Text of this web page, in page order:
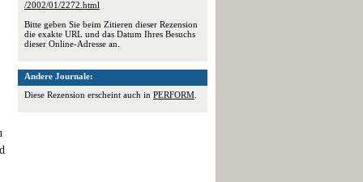
/2002/01/2272.html
Bitte geben Sie beim Zitieren dieser Rezension
die exakte URL und das Datum Ihres Besuchs
dieser Online-Adresse an.
Andere Journale:
Diese Rezension erscheint auch in PERFORM